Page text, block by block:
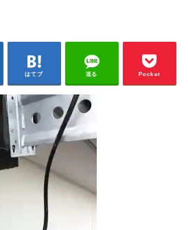
はてブ 送る Pocket